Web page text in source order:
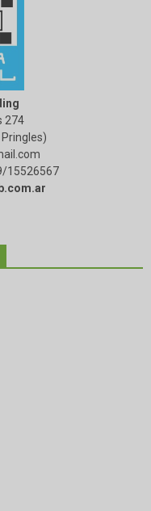
274
Pringles)
15526567